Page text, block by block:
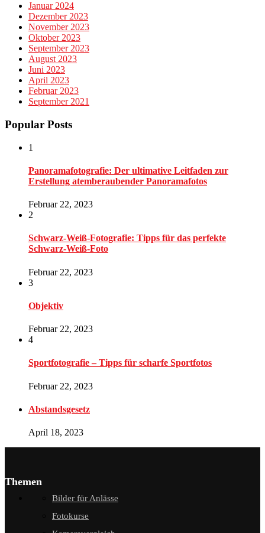
Januar 2024
Dezember 2023
November 2023
Oktober 2023
September 2023
August 2023
Juni 2023
April 2023
Februar 2023
September 2021
Popular Posts
1
Panoramafotografie: Der ultimative Leitfaden zur
Erstellung atemberaubender Panoramafotos
Februar 22, 2023
2
Schwarz-Weiß-Fotografie: Tipps für das perfekte
Schwarz-Weiß-Foto
Februar 22, 2023
3
Objektiv
Februar 22, 2023
4
Sportfotografie – Tipps für scharfe Sportfotos
Februar 22, 2023
Abstandsgesetz
April 18, 2023
Themen
Bilder für Anlässe
Fotokurse